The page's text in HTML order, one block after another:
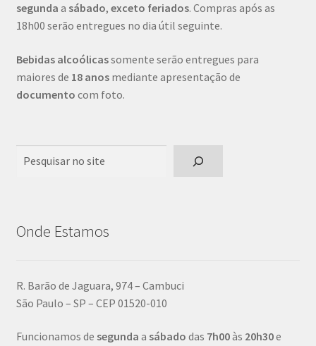
segunda a sábado, exceto feriados. Compras após as
18h00 serão entregues no dia útil seguinte.
Bebidas alcoólicassomente serão entregues para
maiores de 18 anosmediante apresentação de
documento com foto.
Onde Estamos
R. Barão de Jaguara, 974 – Cambuci
São Paulo – SP – CEP 01520-010
Funcionamos de segunda a sábado das 7h00às 20h30e